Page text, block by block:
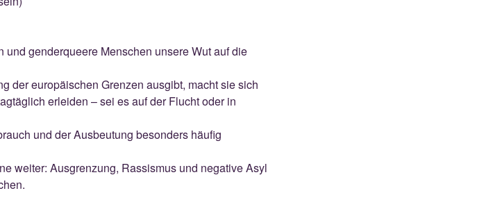
genderqueere Menschen unsere Wut auf die
der europäischen Grenzen ausgibt, macht sie sich
erleiden – sei es auf der Flucht oder in
und der Ausbeutung besonders häufig
weiter: Ausgrenzung, Rassismus und negative Asyl